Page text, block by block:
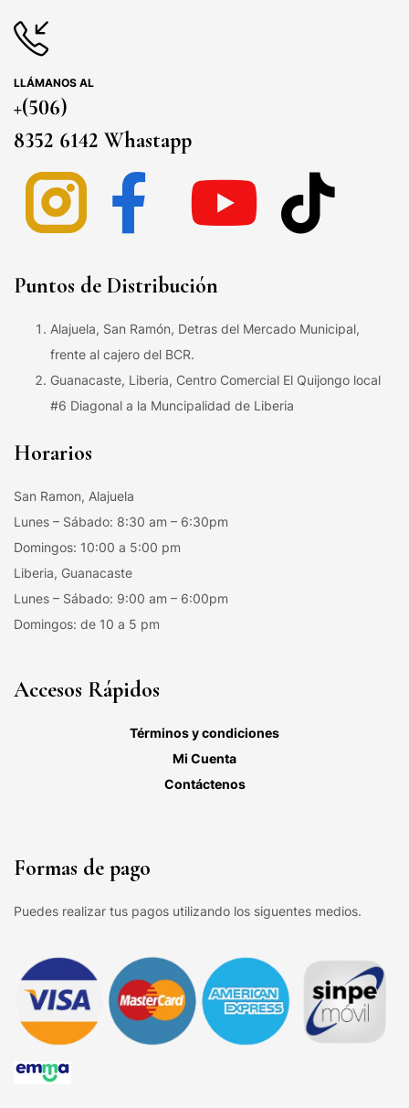
LLÁMANOS AL
+(506)
8352 6142 Whastapp
Puntos de Distribución
Alajuela, San Ramón, Detras del Mercado Municipal,
frente al cajero del BCR.
Guanacaste, Liberia, Centro Comercial El Quijongo local
#6 Diagonal a la Muncipalidad de Liberia
Horarios
San Ramon, Alajuela
Lunes – Sábado: 8:30 am – 6:30pm
Domingos: 10:00 a 5:00 pm
Liberia, Guanacaste
Lunes – Sábado: 9:00 am – 6:00pm
Domingos: de 10 a 5 pm
Accesos Rápidos
Términos y condiciones
Mi Cuenta
Contáctenos
Formas de pago
Puedes realizar tus pagos utilizando los siguentes medios.